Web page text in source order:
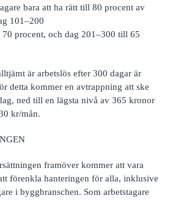
bara att ha rätt till 80 procent av
101–200
procent, och dag 201–300 till 65
är arbetslös efter 300 dagar är
detta kommer en avtrappning att ske
ned till en lägsta nivå av 365 kronor
kr/mån.
framöver kommer att vara
förenkla hanteringen för alla, inklusive
i byggbranschen. Som arbetstagare